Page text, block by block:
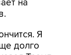
Я
Трамп